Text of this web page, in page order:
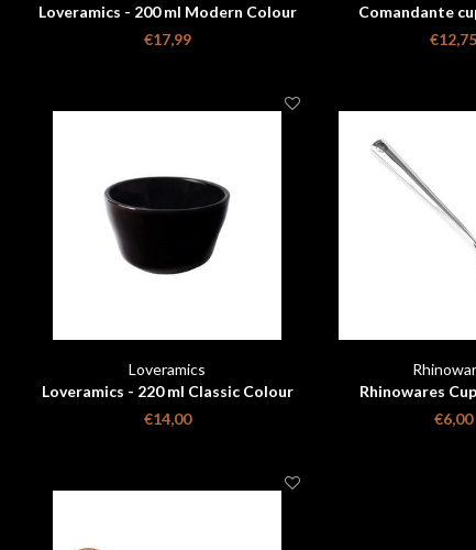
Loveramics - 200 ml Modern Colour
Changing Cupping Bowl
€17,99
Comandante
€12,75
Loveramics
Loveramics - 220 ml Classic Colour
Changing Cupping Bowl
€14,00
Rhinowares
€6,00